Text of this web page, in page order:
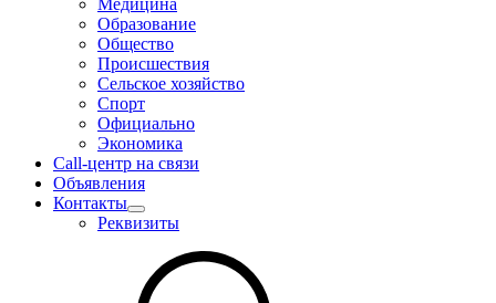
Медицина
Образование
Общество
Происшествия
Сельское хозяйство
Спорт
Официально
Экономика
Call-центр на связи
Объявления
Контакты
Реквизиты